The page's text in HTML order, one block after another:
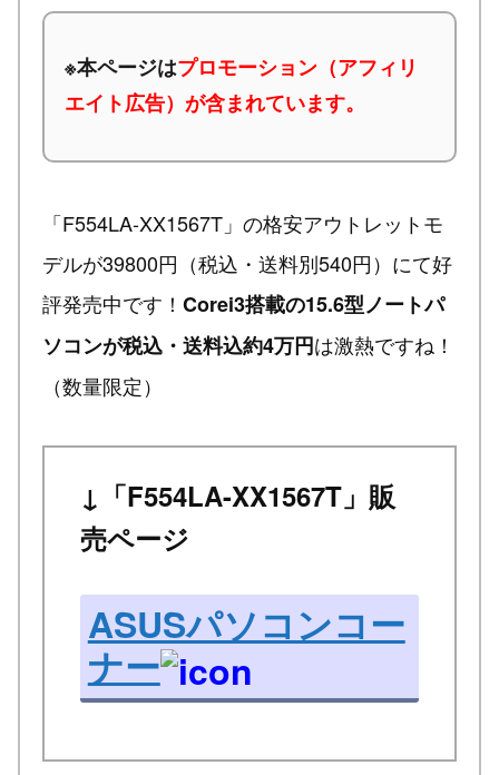
※本ページはプロモーション（アフィリ
エイト広告）が含まれています。
「F554LA-XX1567T」の格安アウトレットモ
デルが39800円（税込・送料別540円）にて好
評発売中です！ Corei3搭載の15.6型ノートパ
ソコンが税込・送料込約4万円は激熱ですね！
（数量限定）
↓「F554LA-XX1567T」販
売ページ
ASUSパソコンコー
ナー